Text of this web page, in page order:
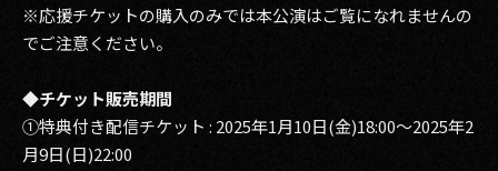
※応援チケットの購入のみでは本公演はご覧になれませんの
でご注意ください。
◆チケット販売期間
①特典付き配信チケット : 2025年1月10日(金)18:00～2025年2
月9日(日)22:00